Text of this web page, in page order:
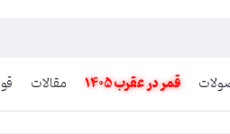
قمر در عقرب 1405 مقالات